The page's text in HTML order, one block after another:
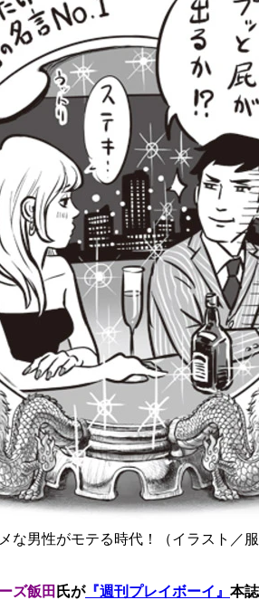
な男性がモテる時代！（イラスト／服
ズ飯田 氏が『週刊プレイボーイ』 本誌